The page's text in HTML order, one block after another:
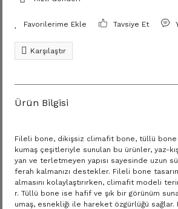
Tavsiye Et
Karşılaştır
Ürün Bilgisi
Fileli bone, dikişsiz climafit bone, tüllü bone
kumaş çeşitleriyle sunulan bu ürünler, yaz-
yan ve terletmeyen yapısı sayesinde uzun
ferah kalmanızı destekler. Fileli bone
almasını kolaylaştırırken, climafit modeli
r. Tüllü bone ise hafif ve şık bir görünüm
umaş, esnekliği ile hareket özgürlüğü